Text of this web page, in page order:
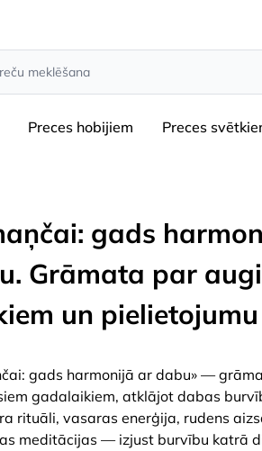
Preces hobijiem Preces
gads
Grāmata par
un pielietojumu
gads harmonijā ar dabu» —
gadalaikiem, atklājot dabas
rituāli, vasaras enerģija, rudens
meditācijas — izjust burvību katrā